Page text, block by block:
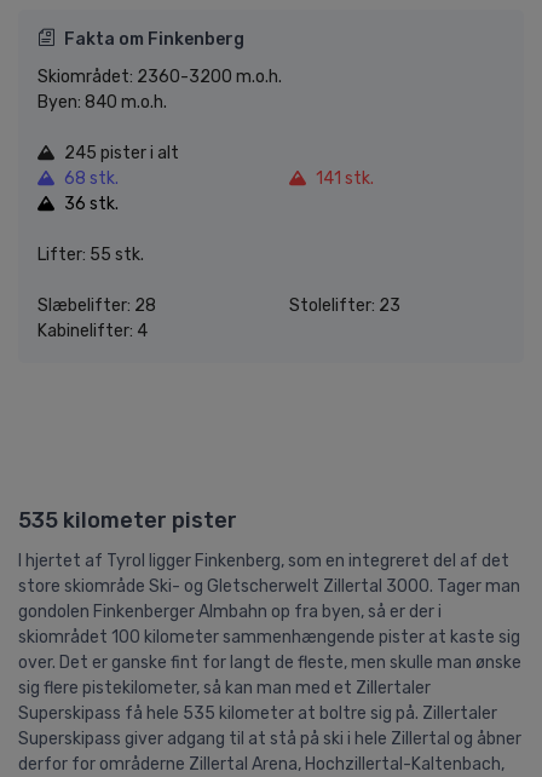
Fakta om Finkenberg
Skiområdet: 2360-3200 m.o.h.
Byen: 840 m.o.h.
245 pister i alt
68 stk.
141 stk.
36 stk.
Lifter: 55 stk.
Slæbelifter: 28
Stolelifter: 23
Kabinelifter: 4
535 kilometer pister
I hjertet af Tyrol ligger Finkenberg, som en integreret del af det
store skiområde Ski- og Gletscherwelt Zillertal 3000. Tager man
gondolen Finkenberger Almbahn op fra byen, så er der i
skiområdet 100 kilometer sammenhængende pister at kaste sig
over. Det er ganske fint for langt de fleste, men skulle man ønske
sig flere pistekilometer, så kan man med et Zillertaler
Superskipass få hele 535 kilometer at boltre sig på. Zillertaler
Superskipass giver adgang til at stå på ski i hele Zillertal og åbner
derfor for områderne Zillertal Arena, Hochzillertal-Kaltenbach,